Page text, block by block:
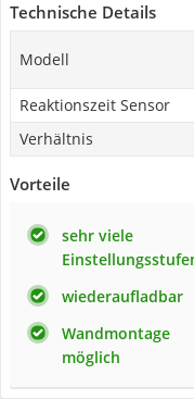
Technische Details
Modell
Reaktionszeit Sensor
Verhältnis
Vorteile
sehr viele
wiederaufladbar
Wandmontage
möglich